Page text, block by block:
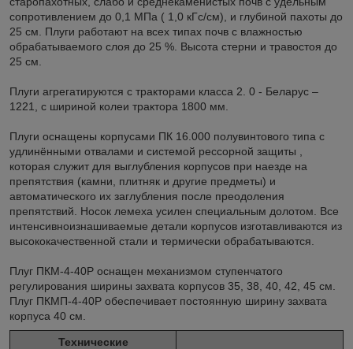
сопротивлением до 0,1 МПа ( 1,0 кГс/см), и глубиной пахоты до
25 см. Плуги работают на всех типах почв с влажностью
обрабатываемого слоя до 25 %. Высота стерни и травостоя до
25 см.
Плуги агрегатируются с тракторами класса 2. 0 - Беларус –
1221, с шириной колеи трактора 1800 мм.
Плуги оснащены корпусами ПК 16.000 полувинтового типа с
удлинёнными отвалами и системой рессорной защиты ,
которая служит для выглубления корпусов при наезде на
препятствия (камни, плитняк и другие предметы) и
автоматического их заглубления после преодоления
препятствий. Носок лемеха усилен специальным долотом. Все
интенсивноизнашиваемые детали корпусов изготавливаются из
высококачественной стали и термически обрабатываются.
Плуг ПКМ-4-40Р оснащен механизмом ступенчатого
регулирования ширины захвата корпусов 35, 38, 40, 42, 45 см.
Плуг ПКМП-4-40Р обеспечивает постоянную ширину захвата
корпуса 40 см.
Технические